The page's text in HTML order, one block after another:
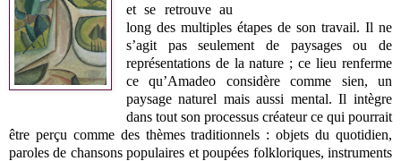
et se retrouve au
long des multiples étapes de son travail. Il ne
s’agit pas seulement de paysages ou de
représentations de la nature ; ce lieu renferme
ce qu’Amadeo considère comme sien, un
paysage naturel mais aussi mental. Il intègre
dans tout son processus créateur ce qui pourrait
être perçu comme des thèmes traditionnels : objets du quotidien,
paroles de chansons populaires et poupées folkloriques, instruments